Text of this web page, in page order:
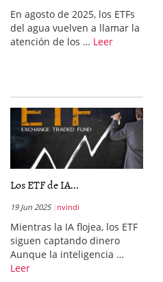
En agosto de 2025, los ETFs
del agua vuelven a llamar la
atención de los … Leer
Los ETF de IA...
19 Jun 2025 nvindi
Mientras la IA flojea, los ETF
siguen captando dinero
Aunque la inteligencia …
Leer